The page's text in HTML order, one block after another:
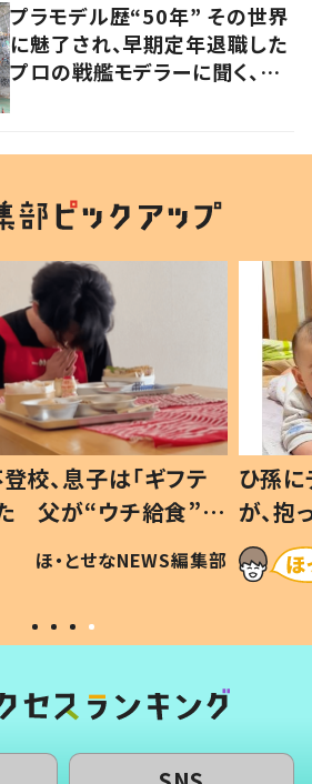
プラモデル歴“50年” その世界
に魅了され、早期定年退職した
プロの戦艦モデラーに聞く、充
校、息子は「ギフテ
た 父が“ウチ給食”を
理由とは #令和の親
ほ・とせなNEWS編集部
ひ孫
が、
「涙が
い」